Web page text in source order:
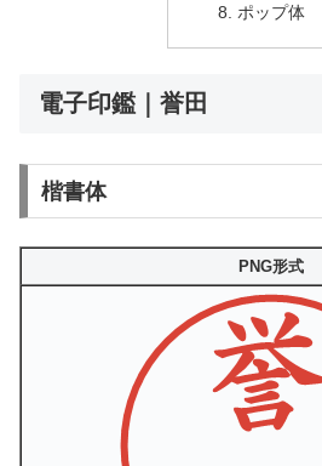
ポップ体
電子印鑑｜誉田
楷書体
PNG形式